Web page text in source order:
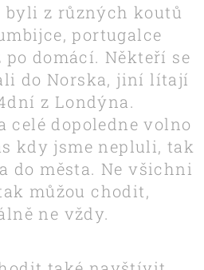
byli z různých koutů
portugalce
domácí. Někteří se
do Norska, jiní lítají
z Londýna.
celé dopoledne volno
kdy jsme nepluli, tak
do města. Ne všichni
můžou chodit,
ne vždy.